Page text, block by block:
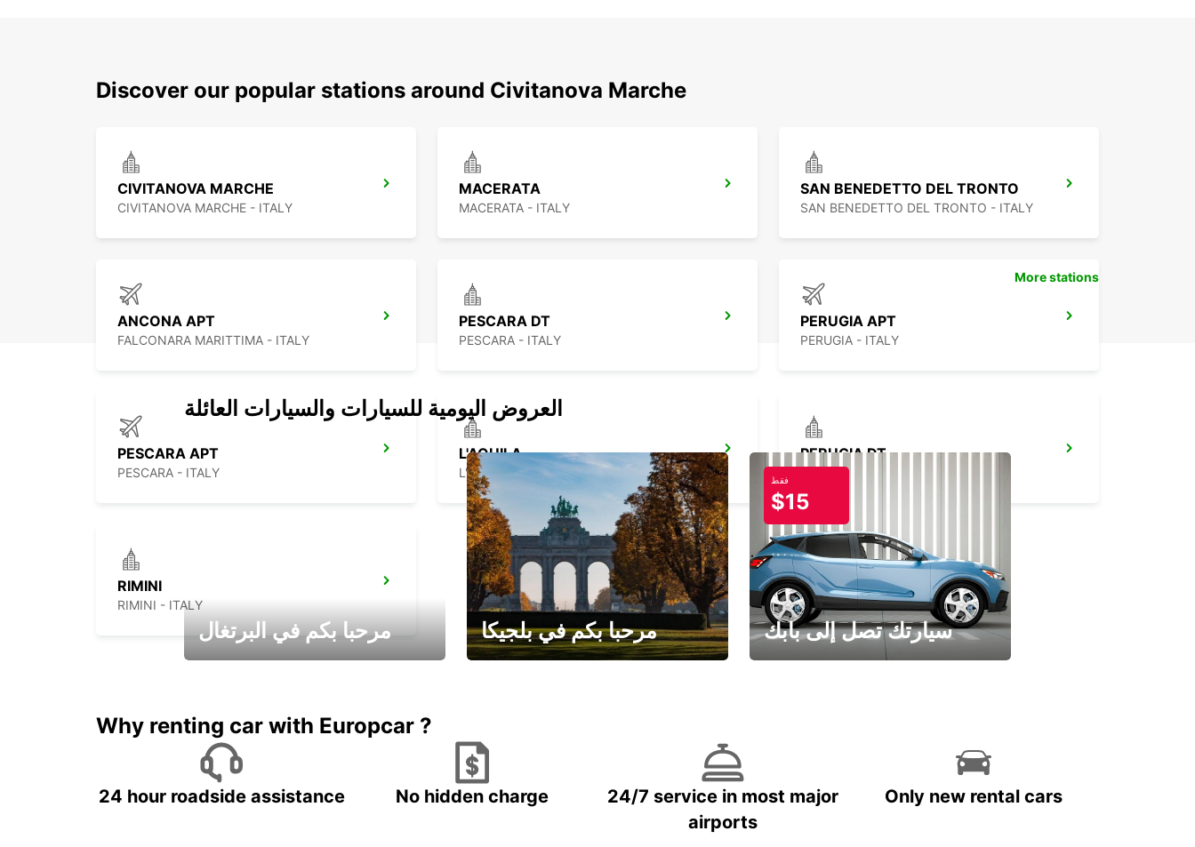
Discover our popular stations around Civitanova Marche
CIVITANOVA MARCHE
CIVITANOVA MARCHE - ITALY
MACERATA
MACERATA - ITALY
SAN BENEDETTO DEL TRONTO
SAN BENEDETTO DEL TRONTO - ITALY
ANCONA APT
FALCONARA MARITTIMA - ITALY
PESCARA DT
PESCARA - ITALY
PERUGIA APT
PERUGIA - ITALY
PESCARA APT
PESCARA - ITALY
L'AQUILA
L'AQUILA - ITALY
PERUGIA DT
PERUGIA - ITALY
RIMINI
RIMINI - ITALY
More stations
العروض اليومية للسيارات والسيارات العائلة
مرحبا بكم في البرتغال مرحبا بكم في بلجيكا
فقط
$15
سيارتك تصل إلى بابك
Why renting car with Europcar ?
24 hour roadside assistance No hidden charge
24/7 service in most major
airports
Only new rental cars